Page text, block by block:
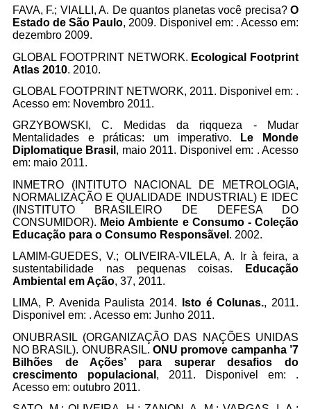
FAVA, F.; VIALLI, A. De quantos planetas você precisa? O
Estado de São Paulo, 2009. Disponivel em: . Acesso em:
dezembro 2009.
GLOBAL FOOTPRINT NETWORK. Ecological Footprint
Atlas 2010. 2010.
GLOBAL FOOTPRINT NETWORK, 2011. Disponivel em: .
Acesso em: Novembro 2011.
GRZYBOWSKI, C. Medidas da riqqueza - Mudar
Mentalidades e práticas: um imperativo.
Le Monde
Diplomatique Brasil , maio 2011. Disponivel em: . Acesso
em: maio 2011.
INMETRO (INTITUTO NACIONAL DE METROLOGIA,
NORMALIZAÇÃO E QUALIDADE INDUSTRIAL) E IDEC
(INSTITUTO BRASILEIRO DE DEFESA DO
CONSUMIDOR). Meio Ambiente e Consumo - Coleção
Educação para o Consumo Responsãvel . 2002.
LAMIM-GUEDES, V.; OLIVEIRA-VILELA, A. Ir à feira, a
sustentabilidade nas pequenas coisas.
Educação
Ambiental em Ação, 37, 2011.
LIMA, P. Avenida Paulista 2014.
Isto é Colunas., 2011.
Disponivel em: . Acesso em: Junho 2011.
ONUBRASIL (ORGANIZAÇÃO DAS NAÇÕES UNIDAS
NO BRASIL). ONUBRASIL. ONU promove campanha ’7
Bilhões de Ações’ para superar desafios do
crescimento populacional , 2011. Disponivel em: .
Acesso em: outubro 2011.